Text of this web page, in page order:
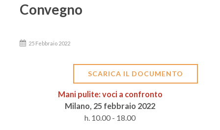
Convegno
25 Febbraio 2022
SCARICA IL DOCUMENTO
Mani pulite: voci a confronto
Milano, 25 febbraio 2022
h. 10.00 - 18.00